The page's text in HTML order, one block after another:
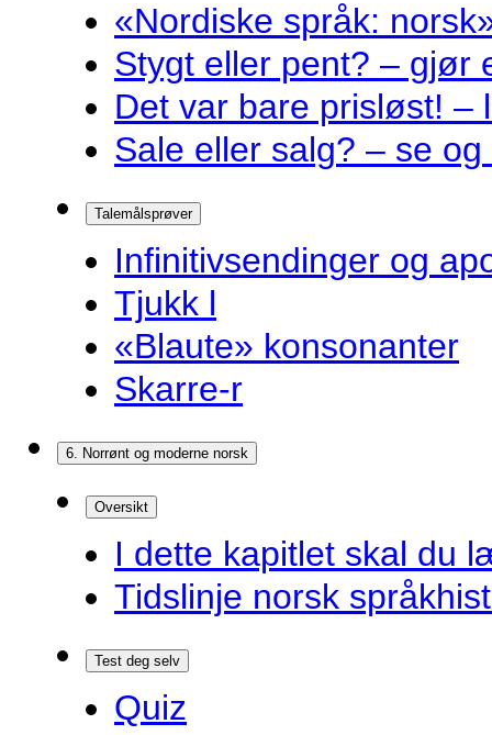
«Nordiske språk:
Stygt eller pent? – gjør
Det var bare prisløst! –
Sale eller salg? – se
Talemålsprøver
Infinitivsendinger og
Tjukk l
«Blaute» konsonanter
Skarre-r
6. Norrønt og moderne norsk
Oversikt
I dette kapitlet skal du
Tidslinje norsk
Test deg selv
Quiz